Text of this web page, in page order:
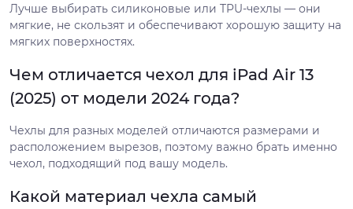
Лучше выбирать силиконовые или TPU-чехлы — они
мягкие, не скользят и обеспечивают хорошую защиту на
мягких поверхностях.
Чем отличается чехол для iPad Air 13
(2025) от модели 2024 года?
Чехлы для разных моделей отличаются размерами и
расположением вырезов, поэтому важно брать именно
чехол, подходящий под вашу модель.
Какой материал чехла самый